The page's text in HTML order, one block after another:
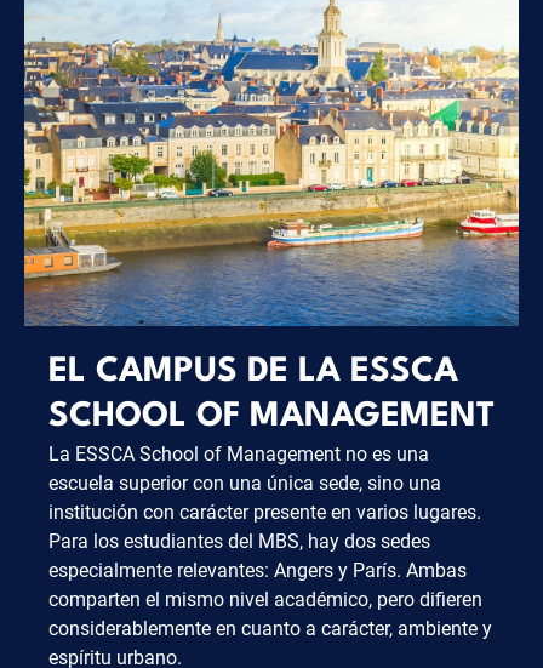
EL CAMPUS DE LA ESSCA
SCHOOL OF MANAGEMENT
La ESSCA School of Management no es una
escuela superior con una única sede, sino una
institución con carácter presente en varios lugares.
Para los estudiantes del MBS, hay dos sedes
especialmente relevantes: Angers y París. Ambas
comparten el mismo nivel académico, pero difieren
considerablemente en cuanto a carácter, ambiente y
espíritu urbano.